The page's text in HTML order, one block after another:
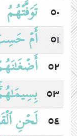
٥٠
تَوَفَّتۡهُمُ
٥١
أَمۡ
٥٢
٥٣
٥٤
لَحۡنِ